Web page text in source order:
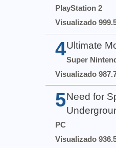
PlayStation 2
Visualizado
4 Ultimate
Super
Visualizado
5 Need for
PC
Visualizado